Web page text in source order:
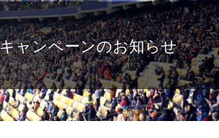
ャンペーンのお知らせ